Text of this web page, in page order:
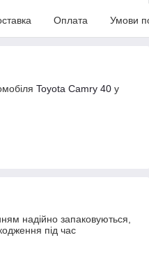
Оплата Умови
Toyota Camry 40 у
надійно запаковуються,
під час